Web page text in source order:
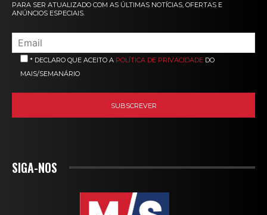
PARA SER ATUALIZADO COM AS ÚLTIMAS NOTÍCIAS, OFERTAS E
ANÚNCIOS ESPECIAIS.
* DECLARO QUE ACEITO A POLÍTICA DE PRIVACIDADE DO
MAIS/SEMANÁRIO
SIGA-NOS